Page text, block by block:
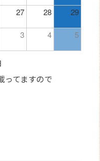
27 28 29
3 4 5
ってますので